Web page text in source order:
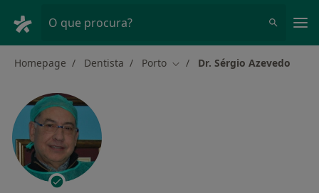
O que procura?
Homepage Dentista Porto Mudar de cidade
Dr. Sérgio Azevedo